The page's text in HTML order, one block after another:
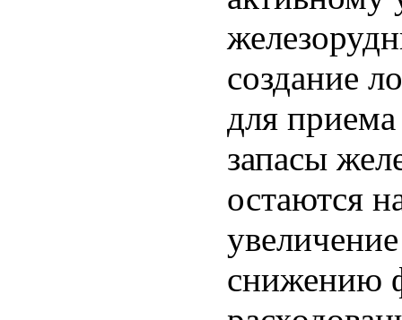
создание
для
запасы
остаются
снижению